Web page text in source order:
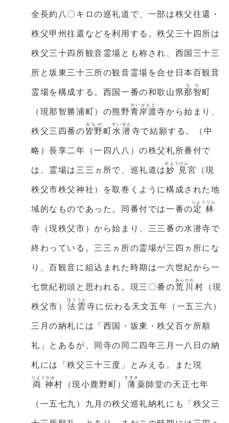
全長約八〇キロの巡礼道で、一部は秩父往還・
秩父甲州往還などを利用する。秩父三十四所は
秩父三十四所観音霊場とも称され、西国三十三
所と坂東三十三所の観音霊場を合せ日本百観音
霊場を構成する。西国一番の和歌山県那智
なち
町
（現那智勝浦町）の熊野青岸渡
せいがんと
寺から始まり、
秩父三四番の皆野
みなの
町水潜
すいせん
寺で結願する。（中
略）長享二年（一四八八）の秩父札所番付で
は、霊場は三三ヵ所で、巡礼道は妙見
みようけん
宮（現
秩父市秩父神社）を取巻くように構成された地
域的なものであった。同番付では一番の定林
じようりん
寺（現秩父市）から始まり、三三番の水潜寺で
終わっている。三三ヵ所の霊場が三四ヵ所にな
り、百観音に組込まれた時期は一六世紀から一
七世紀初頭と思われる。現三〇番の荒川
あらかわ
村（現
秩父市） 法雲
ほううん
寺に伝わる天文五年（一五三六）
三月の納札には「西国・坂東・秩父百ケ所順
礼」とあるが、同寺の同二四年三月一八日の納
札には「秩父三十三度」とみえる。また現
両神
りようかみ
村（現小鹿野町） 薄
すすき
薬師堂の天正七年
（一五七九）九月の秩父巡礼納札にも「秩父三